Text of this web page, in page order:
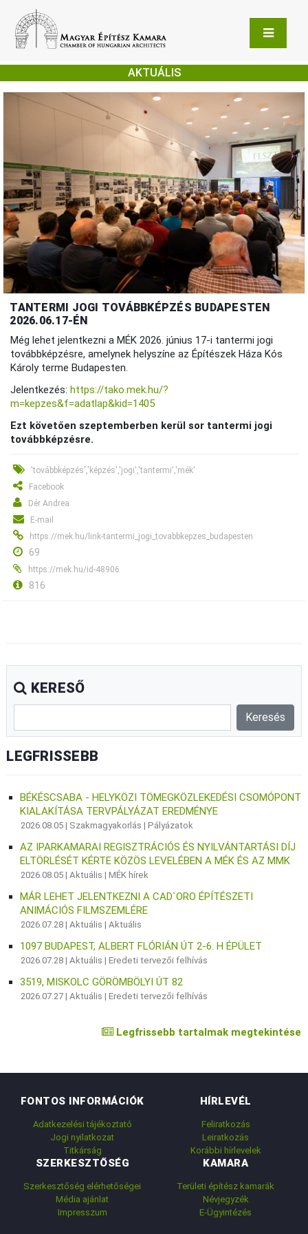
AKTUÁLIS
TANTERMI JOGI TOVÁBBKÉPZÉS BUDAPESTEN
2026.06.17-ÉN
Még lehet jelentkezni a MÉK 2026. június 17-i tantermi jogi
továbbképzésre, amelynek helyszíne az Építészek Háza Kós
Károly terme Budapesten.
Jelentkezés:https://tako.mek.hu/?
m=kepzes&f=adatlap&kid=1405
Ezt követően szeptemberben kerül sor tantermi jogi
továbbképzésre.
'továbbképzés','képzés','jogi','tantermi','mék'
Facebook
Dér Andrea
E-mail
https://mek.hu/link-tantermi_jogi_tovabbkepzes_budapesten
69
https://mek.hu/id-48906
816
KERESŐ
LEGFRISSEBB
BÉKÉSCSABA - HELYKÖZI TÖMEGKÖZLEKEDÉSI CSOMÓPONT
KIALAKÍTÁSA TERVPÁLYÁZAT EREDMÉNYE
2026.08.05 | Szakmagyakorlás |Pályázatok
AZ IPARKAMARAI REGISZTRÁCIÓS ÉS NYILVÁNTARTÁSI DÍJ
ELTÖRLÉSÉT KÉRTE KÖZÖS LEVELÉBEN A MÉK ÉS AZ MMK
2026.08.05 |Aktuális |MÉK hírek
MÁR LEHET JELENTKEZNI A CAD`ORO ÉPÍTÉSZETI
ANIMÁCIÓS FILMSZEMLÉRE
2026.07.28 |Aktuális |Aktuális
1097 BUDAPEST, ALBERT FLÓRIÁN ÚT 2-6. H ÉPÜLET
2026.07.28 |Aktuális |Eredeti tervezői felhívás
3519, MISKOLC GÖRÖMBÖLYI ÚT 82
2026.07.27 |Aktuális |Eredeti tervezői felhívás
Legfrissebb tartalmak megtekintése
FONTOS INFORMÁCIÓK
Adatkezelési tájékoztató
Jogi nyilatkozat
Titkárság
HÍRLEVÉL
Feliratkozás
Leiratkozás
Korábbi hírlevelek
SZERKESZTŐSÉG
Szerkesztőség elérhetőségei
Média ajánlat
Impresszum
KAMARA
Területi építész kamarák
Névjegyzék
E-Ügyintézés